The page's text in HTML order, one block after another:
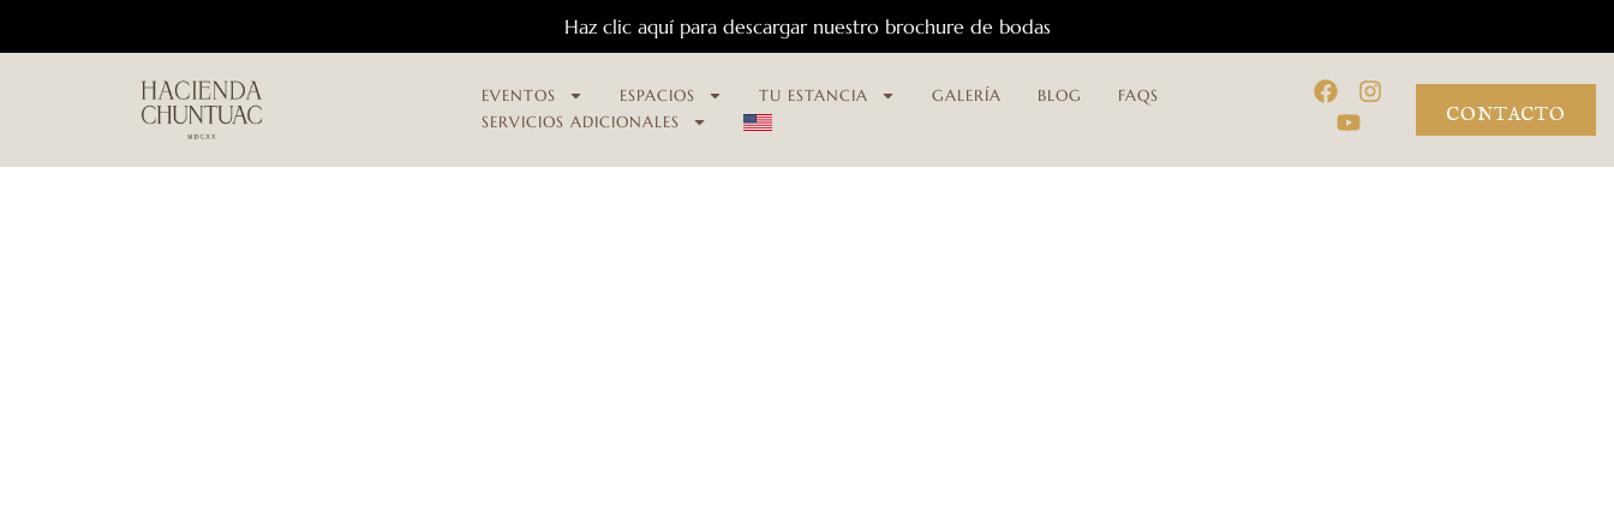
Haz clic aquí para descargar nuestro brochure de bodas
EVENTOS ESPACIOS TU ESTANCIA GALERÍA BLOG
FAQS
SERVICIOS ADICIONALES
CONTACTO